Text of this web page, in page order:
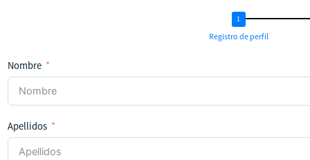
Registro de perfil
Nombre
Apellidos